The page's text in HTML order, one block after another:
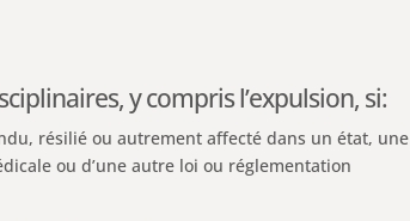
y compris l’expulsion, si:
résilié ou autrement affecté dans un état, une
ou d’une autre loi ou réglementation